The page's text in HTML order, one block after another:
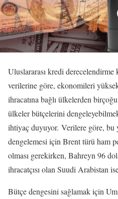
Uluslararası kredi
verilerine göre, ekonomileri
ihracatına bağlı ülkelerden
ülkeler bütçelerini
ihtiyaç duyuyor. Verilere göre, bu
dengelemesi için Brent türü ham
olması gerekirken, Bahreyn 96
ihracatçısı olan Suudi Arabistan
Bütçe dengesini sağlamak için